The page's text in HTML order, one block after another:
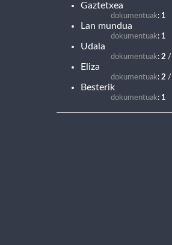
Gaztetxea
dokumentuak: 1
Lan mundua
dokumentuak: 1
Udala
dokumentuak:2 /
Eliza
dokumentuak:2 /
Besterik
dokumentuak: 1